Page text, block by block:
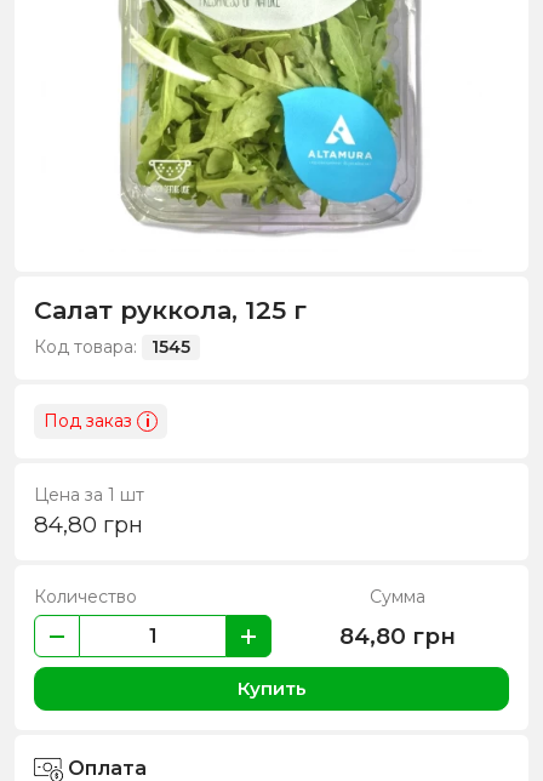
Салат руккола, 125 г
Код товара: 1545
Под заказ i
Цена за 1 шт
84,80 грн
Количество Сумма
84,80 грн
Купить
Оплата